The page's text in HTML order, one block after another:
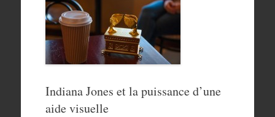
Indiana Jones et la puissance d’une
aide visuelle